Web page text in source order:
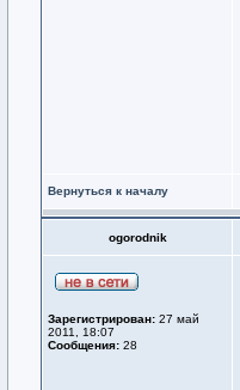
Вернуться к началу
ogorodnik
Зарегистрирован: 27 май
2011, 18:07
Сообщения: 28